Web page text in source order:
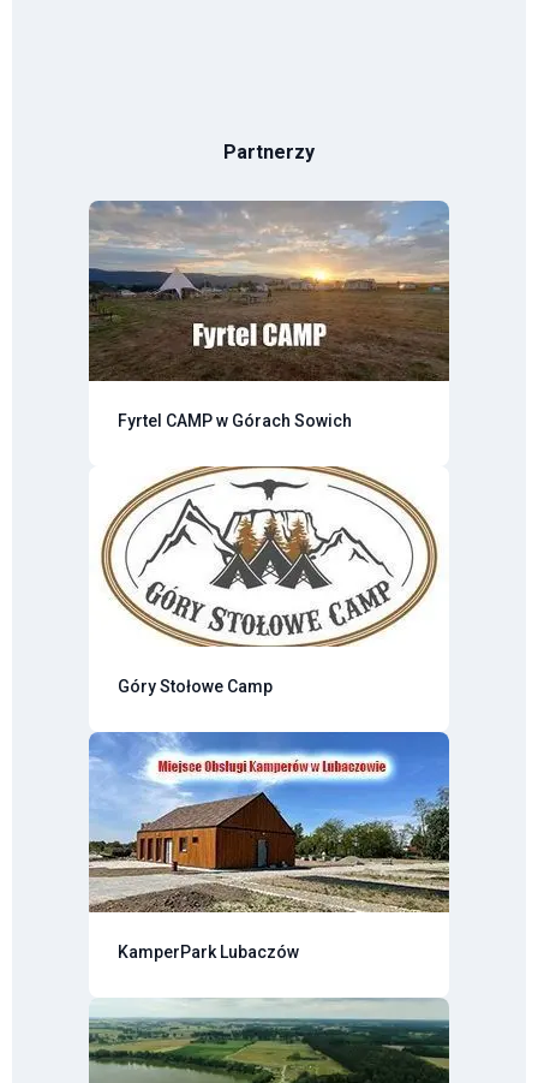
Partnerzy
Fyrtel CAMP w Górach Sowich
Góry Stołowe Camp
KamperPark Lubaczów